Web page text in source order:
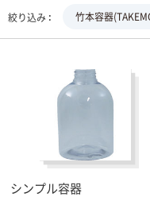
絞り込み 竹本容器
シンプル容器